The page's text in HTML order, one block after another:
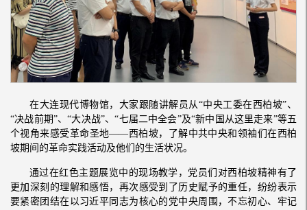
在大连现代博物馆，大家跟随讲解员从“中央工委在西柏坡”、
“决战前期”、“大决战”、“七届二中全会”及“新中国从这里走来”等五
个视角来感受革命圣地——西柏坡，了解中共中央和领袖们在西柏
坡期间的革命实践活动及他们的生活状况。
通过在红色主题展览中的现场教学，党员们对西柏坡精神有了
更加深刻的理解和感悟，再次感受到了历史赋予的重任，纷纷表示
要紧密团结在以习近平同志为核心的党中央周围，不忘初心、牢记